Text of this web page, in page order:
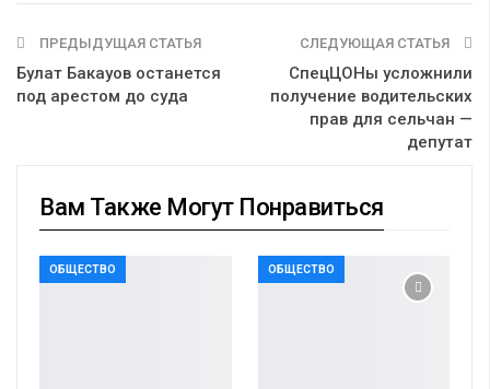
ПРЕДЫДУЩАЯ СТАТЬЯ
Булат Бакауов останется
под арестом до суда
СЛЕДУЮЩАЯ СТАТЬЯ
СпецЦОНы усложнили
получение водительских
прав для сельчан —
депутат
Вам Также Могут Понравиться
ОБЩЕСТВО ОБЩЕСТВО